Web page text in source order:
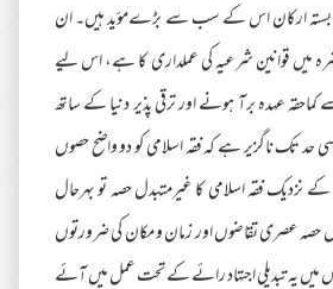
ارکان اس کے سب سے بڑےمؤید ہیں۔ ان
میں قوانین شرعیہ کی عملداری کا ہے، اس لیے
عہدہ برآ ہونے اور ترقی پذیر دنیا کے ساتھ
حد تک ناگزیر ہے کہ فقہ اسلامی کو دو واضح حصوں
نزدیک فقہ اسلامی کا غیرمتبدل حصہ تو بہرحال
حصہ عصری تقاضوں اور زمان و مکان کی ضرورتوں
میں یہ تبدیلی اجتہاد رائے کے تحت عمل میں آئے